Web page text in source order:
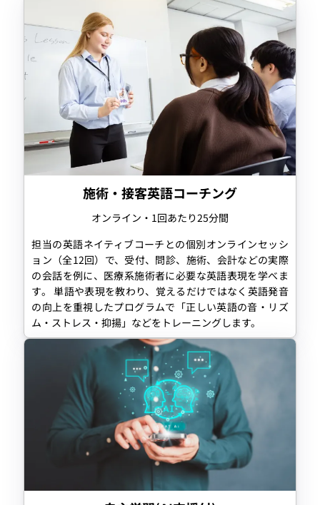
施術・接客英語コーチング
オンライン・1回あたり25分間
担当の英語ネイティブコーチとの個別オンラインセッシ
ョン（全12回）で、受付、問診、施術、会計などの実際
の会話を例に、医療系施術者に必要な英語表現を学べま
す。 単語や表現を教わり、覚えるだけではなく英語発音
の向上を重視したプログラムで「正しい英語の音・リズ
ム・ストレス・抑揚」などをトレーニングします。